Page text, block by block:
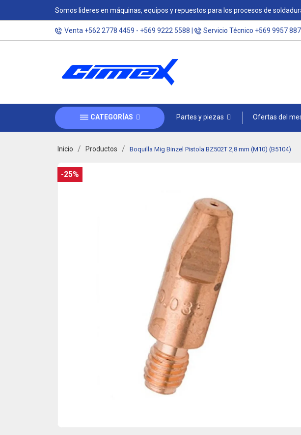
Somos lideres en máquinas, equipos y repuestos para los procesos de
Venta +562 2778 4459 - +569 9222 5588 Servicio Técnico +569 9957
CATEGORÍAS Partes y piezas Ofertas del
Inicio Productos Boquilla Mig Binzel Pistola BZ502T 2,8 mm (M10) (B5104)
-25%